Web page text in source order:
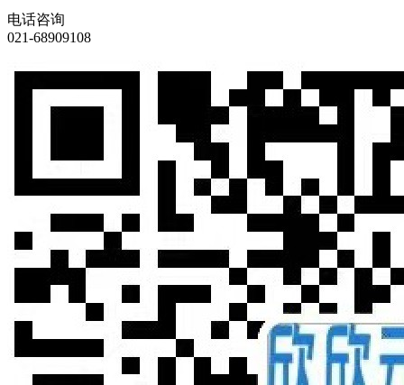
电话咨询
021-68909108